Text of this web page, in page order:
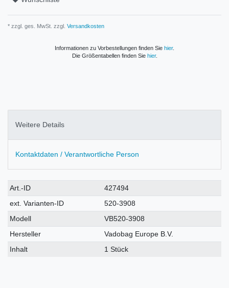
* zzgl. ges. MwSt. zzgl. Versandkosten
Informationen zu Vorbestellungen finden Sie hier.
Die Größentabellen finden Sie hier.
Weitere Details
Kontaktdaten / Verantwortliche Person
Technisches
Merkmal
Wert
Art.-ID
427494
ext. Varianten-ID
520-3908
Modell
VB520-3908
Hersteller
Vadobag Europe B.V.
Inhalt
1 Stück